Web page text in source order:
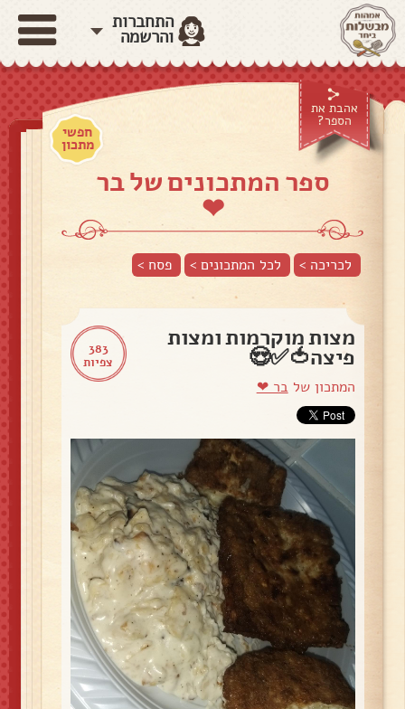
התחברות
והרשמה
אהבת את
הספר?
חפשי
מתכון
ספר המתכונים של בר
❤
לכריכה > לכל המתכונים > פסח >
383
צפיות
מצות מוקרמות ומצות
פיצה🍅✅😍
המתכון שלבר ❤